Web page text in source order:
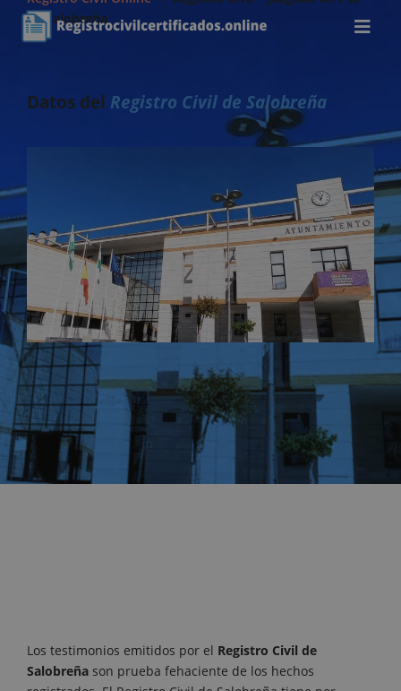
de Salobreña
Datos del Registro Civil de Salobreña
Los testimonios emitidos por el Registro Civil de
Salobreña son prueba fehaciente de los hechos